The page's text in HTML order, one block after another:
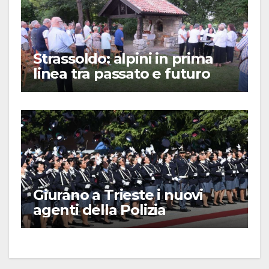
Strassoldo: alpini in prima
linea tra passato e futuro
Giurano a Trieste i nuovi
agenti della Polizia